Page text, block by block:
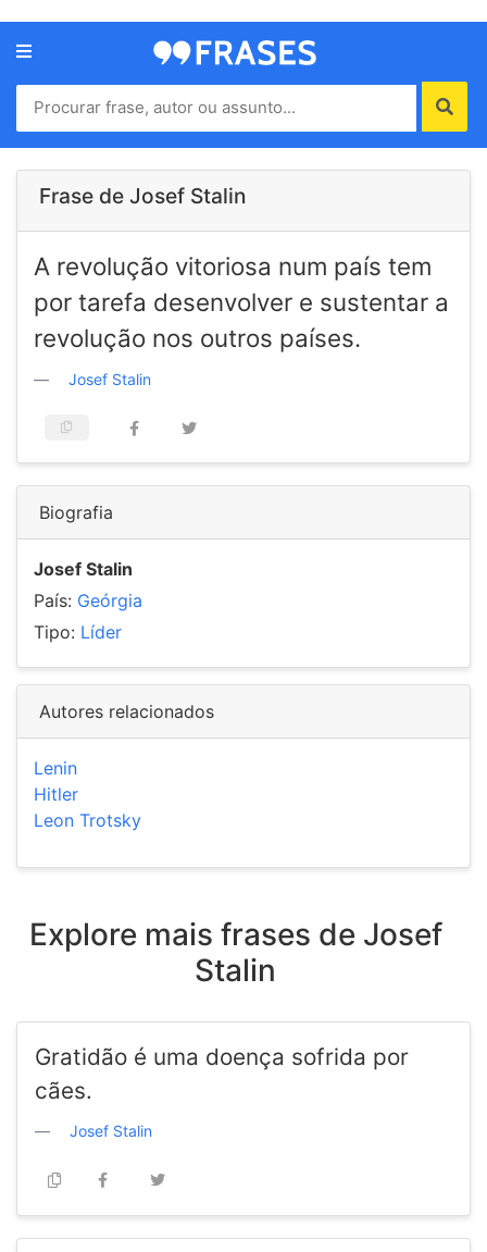
Menu
Home
Autores
de
Contato
Frase de Josef Stalin
A revolução vitoriosa num país tem
por tarefa desenvolver e sustentar a
revolução nos outros países.
Josef Stalin
Biografia
Josef Stalin
País: Geórgia
Tipo: Líder
Autores relacionados
Lenin
Hitler
Leon Trotsky
Explore mais frases de Josef
Stalin
Gratidão é uma doença sofrida por
cães.
Josef Stalin